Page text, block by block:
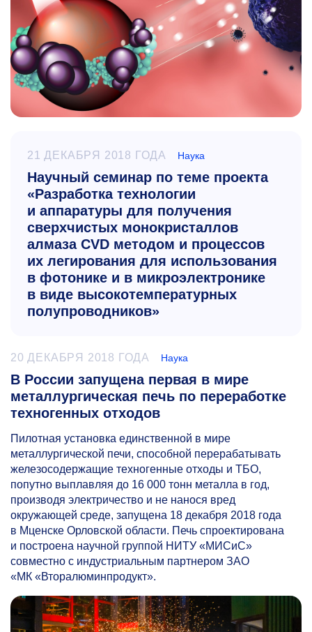
21 ДЕКАБРЯ 2018 ГОДА Наука
Научный семинар по теме проекта
«Разработка технологии
и аппаратуры для получения
сверхчистых монокристаллов
алмаза CVD методом и процессов
их легирования для использования
в фотонике и в микроэлектронике
в виде высокотемпературных
полупроводников»
20 ДЕКАБРЯ 2018 ГОДА Наука
В России запущена первая в мире
металлургическая печь по переработке
техногенных отходов
Пилотная установка единственной в мире
металлургической печи, способной перерабатывать
железосодержащие техногенные отходы и ТБО,
попутно выплавляя до 16 000 тонн металла в год,
производя электричество и не нанося вред
окружающей среде, запущена 18 декабря 2018 года
в Мценске Орловской области. Печь спроектирована
и построена научной группой НИТУ «МИСиС»
совместно с индустриальным партнером ЗАО
«МК «Вторалюминпродукт».